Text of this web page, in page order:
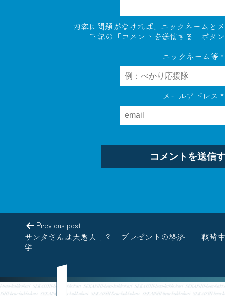
内容に問題がなければ、ニックネームと
下記の「コメントを送信する」ボタ
ニックネーム等*
メールアドレス *
Previous post
サンタさんは大悪人！？ プレゼントの経済
学
戦時